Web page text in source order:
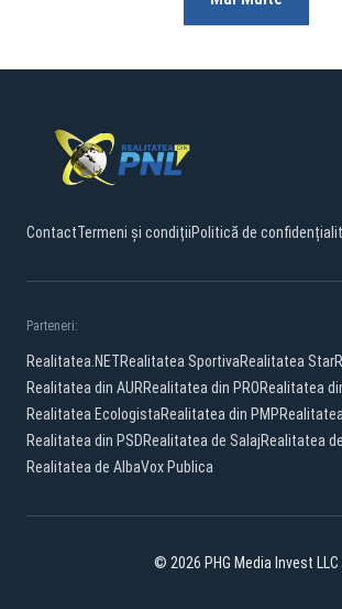
ContactTermeni și condițiiPolitică de
Parteneri:
Realitatea.NETRealitatea SportivaRealitatea Star
Realitatea din AURRealitatea din PRORealitatea
Realitatea EcologistaRealitatea din PMP
Realitatea din PSDRealitatea de SalajRealitatea
Realitatea de AlbaVox Publica
© 2026 PHG Media Invest LLC